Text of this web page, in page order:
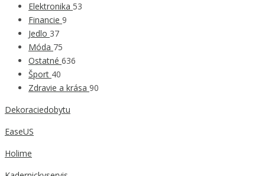
Elektronika 53
Financie 9
Jedlo 37
Móda 75
Ostatné 636
Šport 40
Zdravie a krása 90
Dekoraciedobytu
EaseUS
Holime